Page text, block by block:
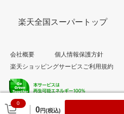
0
0円(税込)
楽天全国スーパートップ
会社概要
個人情報保護方針
楽天ショッピングサービスご利用規約
© Rakuten Group, Inc.